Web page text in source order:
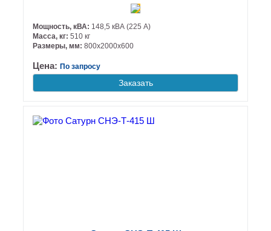
Мощность, кВА: 148,5 кВА (225 А)
Масса, кг: 510 кг
Размеры, мм: 800х2000х600
Цена: По запросу
Заказать